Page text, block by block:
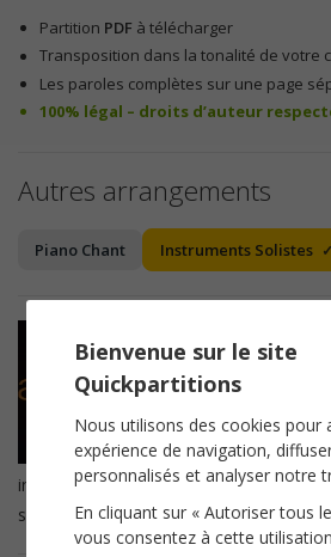
Partition PDF à télécharger
Transposition dans la tonalité de votre
Les paroles complètes sur une page
100% légal – droits d’auteur
Autres arrangements
Piano Chant Instruments Solistes
Cette
instruments
Trompette
Clarinette. Elle
chanteurs.
imprimer lapartitiondans la
sélectionant directement votre
Bienvenue sur le site
Quickpartitions
Nous utilisons des cookies pour
expérience de navigation,
personnalisés et analyser notre
En cliquant sur « Autoriser tous
vous consentez à cette